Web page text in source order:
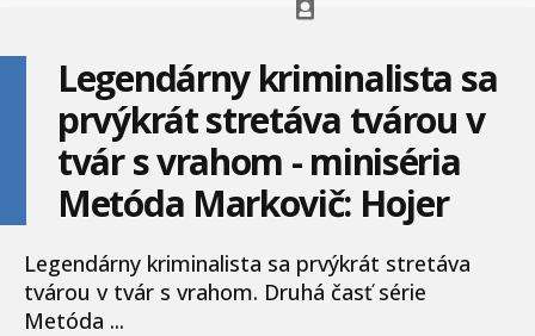
Legendárny kriminalista sa
prvýkrát stretáva tvárou v
tvár s vrahom - miniséria
Metóda Markovič: Hojer
Legendárny kriminalista sa prvýkrát stretáva
tvárou v tvár s vrahom. Druhá časť série
Metóda ...